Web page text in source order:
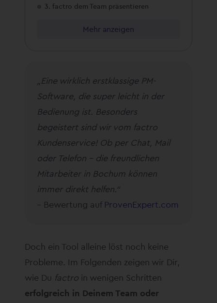
3. factro dem Team präsentieren
Mehr anzeigen
„Eine wirklich erstklassige PM-
Software, die super leicht in der
Bedienung ist. Besonders
begeistert sind wir vom factro
Kundenservice! Ob per Chat, Mail
oder Telefon – die freundlichen
Mitarbeiter in Bochum können
immer direkt helfen.“
– Bewertung auf ProvenExpert.com
Doch ein Tool alleine löst noch keine
Probleme. Im Folgenden zeigen wir Dir,
wie Du factro in wenigen Schritten
erfolgreich in Deinem Team oder